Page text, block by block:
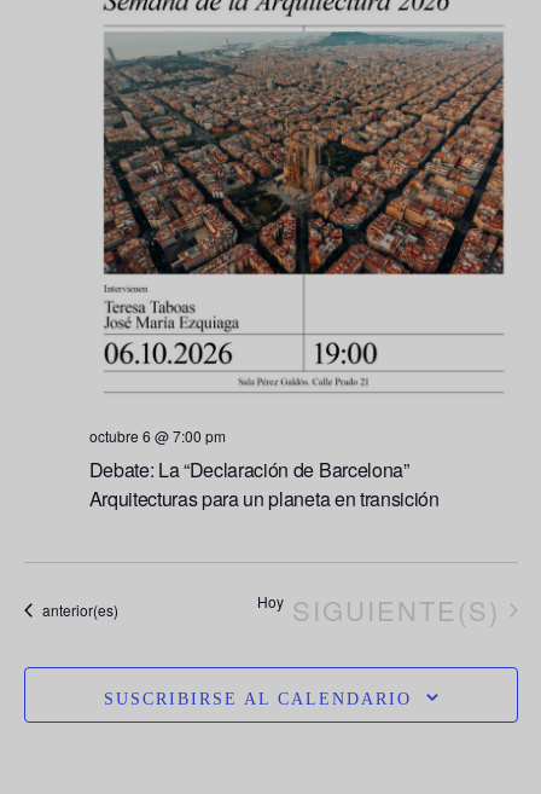
Debate: La “Declaración de Barcelona”
Arquitecturas para un planeta en transición
octubre 6 @ 7:00 pm
Eventos
anterior(es) Hoy EVENTOS
SIGUIENTE(S)
SUSCRIBIRSE AL CALENDARIO